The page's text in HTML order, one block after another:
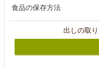
食品の保存方法
出しの取